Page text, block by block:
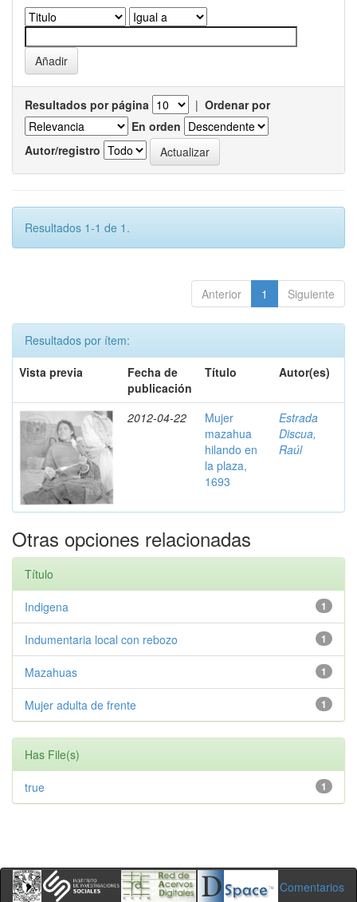
Resultados por página | Ordenar por
En orden
Autor/registro
Resultados 1-1 de 1.
Anterior 1 Siguiente
Resultados por ítem:
Vista previa
Fecha de
publicación
Título Autor(es)
2012-04-22
Mujer
mazahua
hilando en
la plaza,
1693
Estrada
Discua,
Raúl
Otras opciones relacionadas
Título
1
Indigena
1
Indumentaria local con rebozo
1
Mazahuas
1
Mujer adulta de frente
Has File(s)
1
true
Comentarios